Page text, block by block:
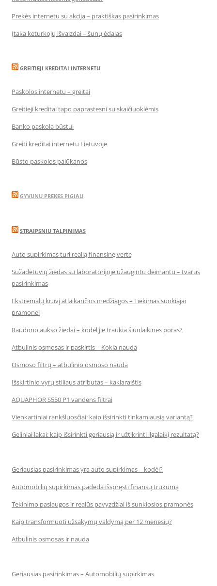
Prekės internetu su akcija – praktiškas pasirinkimas
Įtaka keturkojų išvaizdai – šunų ėdalas
GREITIEJI KREDITAI INTERNETU
Paskolos internetu – greitai
Greitieji kreditai tapo paprastesni su skaičiuoklėmis
Banko paskola būstui
Greiti kreditai internetu Lietuvoje
Būsto paskolos palūkanos
GYVUNU PREKES PIGIAU
STRAIPSNIU TALPINIMAS
Auto supirkimas turi realią finansinę vertę
Sužadėtuvių žiedas su laboratorijoje užaugintu deimantu – tvarus
pasirinkimas
Ekstremalų krūvį atlaikančios medžiagos – Tiekimas sunkiajai
pramonei
Raudono aukso žiedai – kodėl jie traukia šiuolaikines poras?
Atbulinis osmosas ir paskirtis – Kokia nauda
Osmoso filtrų – atbulinio osmoso nauda
Išskirtinio vyrų stiliaus atributas – kaklaraištis
AQUAPHOR S550 P1 vandens filtrai
Vienkartiniai rankšluosčiai: kaip išsirinkti tinkamiausią variantą?
Geliniai lakai: kaip išsirinkti geriausią ir užtikrinti ilgalaikį rezultatą?
Geriausias pasirinkimas yra auto supirkimas – kodėl?
Automobilių supirkimas padeda išspręsti finansų trūkumą
Tekinimo paslaugos ir realūs pavyzdžiai iš sunkiosios pramonės
Kaip transformuoti užsakymų valdymą per 12 mėnesių?
Atbulinis osmosas ir nauda
Geriausias pasirinkimas – Automobilių supirkimas